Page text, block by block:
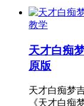
教学
天才白痴
原版
天才白痴梦
《天才白痴